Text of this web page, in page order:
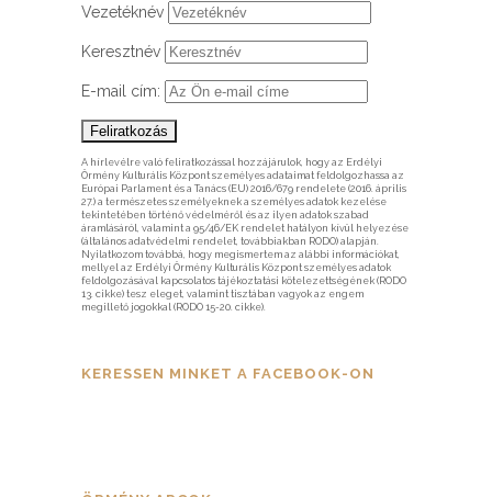
Vezetéknév
Keresztnév
E-mail cím:
A hírlevélre való feliratkozással hozzájárulok, hogy az Erdélyi
Örmény Kulturális Központ személyes adataimat feldolgozhassa az
Európai Parlament és a Tanács (EU) 2016/679 rendelete (2016. április
27.) a természetes személyeknek a személyes adatok kezelése
tekintetében történő védelméről és az ilyen adatok szabad
áramlásáról, valamint a 95/46/EK rendelet hatályon kívül helyezése
(általános adatvédelmi rendelet, továbbiakban RODO) alapján.
Nyilatkozom továbbá, hogy megismertem az alábbi információkat,
mellyel az Erdélyi Örmény Kulturális Központ személyes adatok
feldolgozásával kapcsolatos tájékoztatási kötelezettségének (RODO
13. cikke) tesz eleget, valamint tisztában vagyok az engem
megillető jogokkal (RODO 15-20. cikke).
KERESSEN MINKET A FACEBOOK-ON